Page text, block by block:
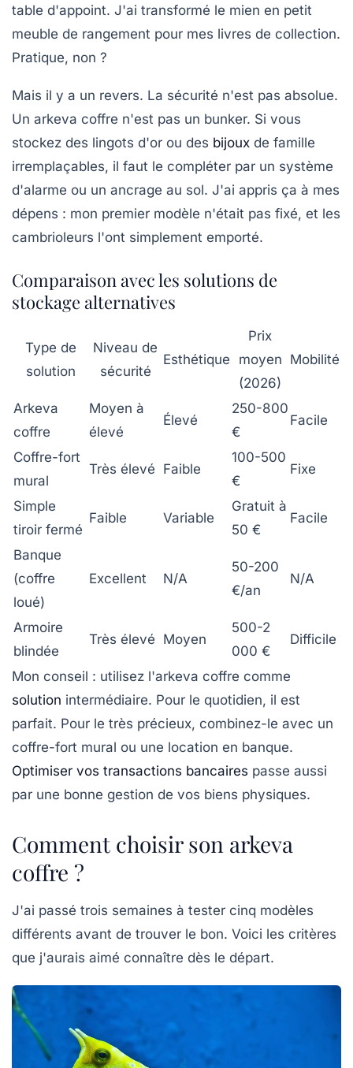
table d'appoint. J'ai transformé le mien en petit
meuble de rangement pour mes livres de collection.
Pratique, non ?
Mais il y a un revers. La sécurité n'est pas absolue.
Un arkeva coffre n'est pas un bunker. Si vous
stockez des lingots d'or ou des bijoux de famille
irremplaçables, il faut le compléter par un système
d'alarme ou un ancrage au sol. J'ai appris ça à mes
dépens : mon premier modèle n'était pas fixé, et les
cambrioleurs l'ont simplement emporté.
Comparaison avec les solutions de
stockage alternatives
Type de
solution
Niveau de
sécurité
Esthétique
Prix
moyen
(2026)
Mobilité
Arkeva
coffre
Moyen à
élevé
Élevé
250-800
€
Facile
Coffre-fort
mural
Très élevé Faible
100-500
€
Fixe
Simple
tiroir fermé
Faible Variable
Gratuit à
50 €
Facile
Banque
(coffre
loué)
Excellent N/A
50-200
€/an
N/A
Armoire
blindée
Très élevé Moyen
500-2
000 €
Difficile
Mon conseil : utilisez l'arkeva coffre comme
solution intermédiaire. Pour le quotidien, il est
parfait. Pour le très précieux, combinez-le avec un
coffre-fort mural ou une location en banque.
Optimiser vos transactions bancaires passe aussi
par une bonne gestion de vos biens physiques.
Comment choisir son arkeva
coffre ?
J'ai passé trois semaines à tester cinq modèles
différents avant de trouver le bon. Voici les critères
que j'aurais aimé connaître dès le départ.